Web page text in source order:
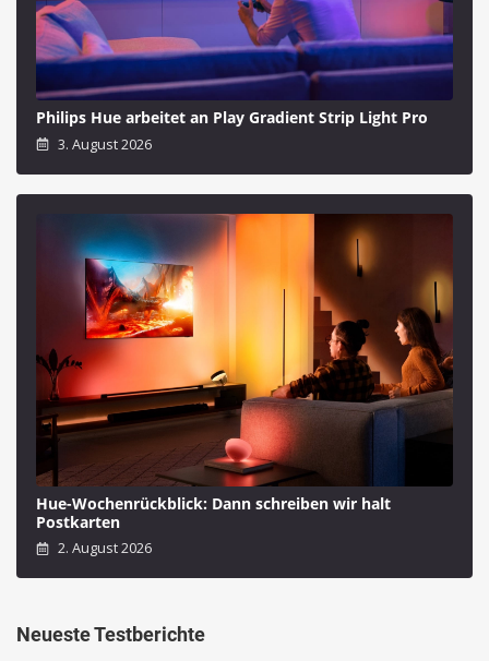
Philips Hue arbeitet an Play Gradient Strip Light Pro
3. August 2026
Hue-Wochenrückblick: Dann schreiben wir halt
Postkarten
2. August 2026
Neueste Testberichte